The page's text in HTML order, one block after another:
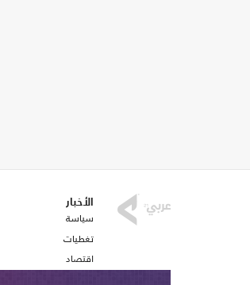
الأخبار
سياسة
تغطيات
اقتصاد